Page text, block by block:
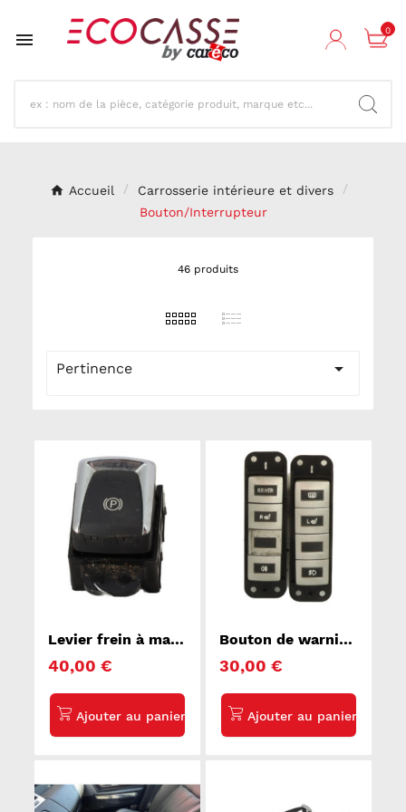
 0
Accueil
Carrosserie intérieure et divers
Bouton/Interrupteur
46 produits
Pertinence 
Levier frein à main
X-TRAIL 3
40,00 €
Bouton de warning
30,00 €